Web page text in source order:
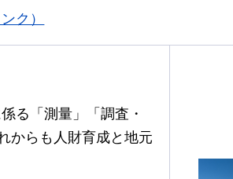
ク）
る「測量」「調査・
からも人財育成と地元